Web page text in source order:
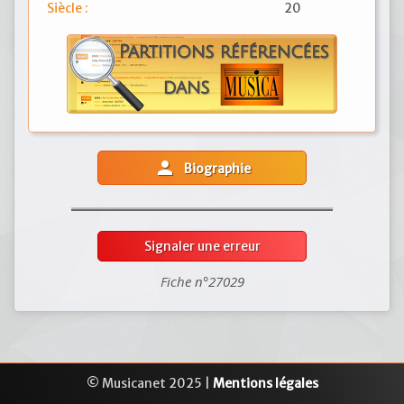
Siècle : 20
person Biographie
Signaler une erreur
Fiche n°27029
© Musicanet 2025 | Mentions légales